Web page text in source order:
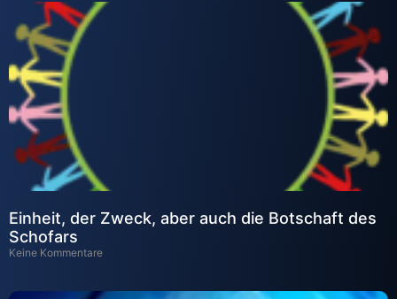
Einheit, der Zweck, aber auch die Botschaft des
Schofars
Keine Kommentare